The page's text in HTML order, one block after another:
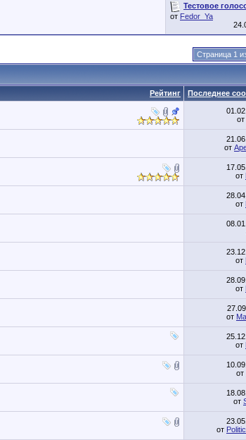
Тестовое
от Fedor_Ya
Страница 1
Рейтинг Последнее
от
от
от
от
от
от
от
от
от
от
от